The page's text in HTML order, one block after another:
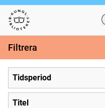
Svenska tidningar
Filtrera
Tidsperiod
Titel